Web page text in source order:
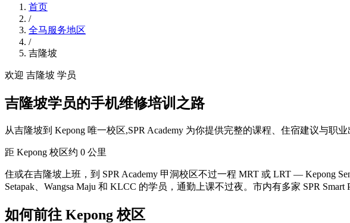
首页
/
全马服务地区
/
吉隆坡
欢迎 吉隆坡 学员
吉隆坡学员的手机维修培训之路
从吉隆坡到 Kepong 唯一校区,SPR Academy 为你提供完整的课程、住宿建议与职业
距 Kepong 校区约 0 公里
住或在吉隆坡上班，到 SPR Academy 甲洞校区不过一程 MRT 或 LRT — Kepong
Setapak、Wangsa Maju 和 KLCC 的学员，通勤上课不过夜。市内有多家 SPR
如何前往 Kepong 校区